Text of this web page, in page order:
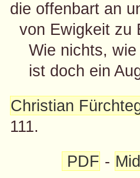
die offenbart an
von Ewigkeit zu
Wie nichts, wie
ist doch ein
Christian
111.
PDF -